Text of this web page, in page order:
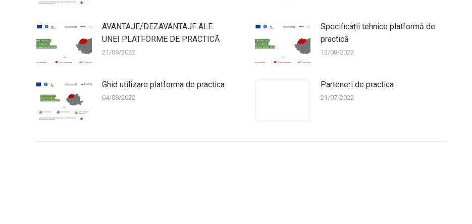
AVANTAJE/DEZAVANTAJE ALE
UNEI PLATFORME DE PRACTICĂ
21/09/2022
Specificații tehnice platformă de
practică
12/08/2022
Ghid utilizare platforma de practica
04/08/2022
Parteneri de practica
21/07/2022